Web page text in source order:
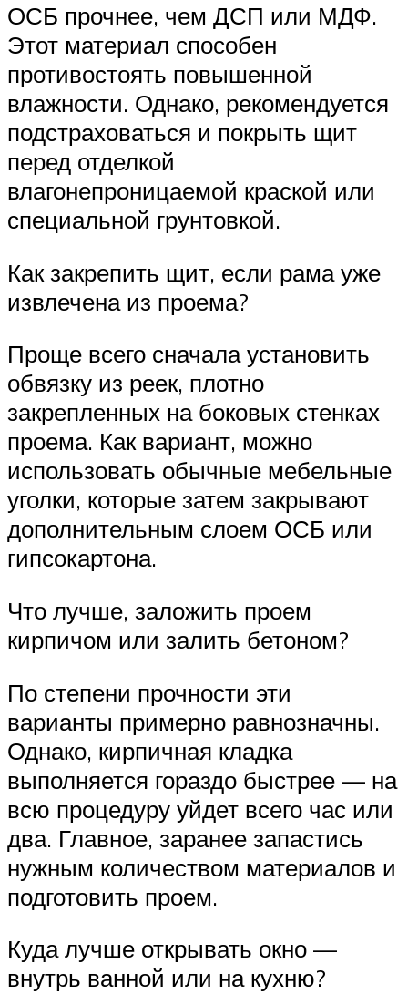
ОСБ прочнее, чем ДСП или МДФ.
Этот материал способен
противостоять повышенной
влажности. Однако, рекомендуется
подстраховаться и покрыть щит
перед отделкой
влагонепроницаемой краской или
специальной грунтовкой.
Как закрепить щит, если рама уже
извлечена из проема?
Проще всего сначала установить
обвязку из реек, плотно
закрепленных на боковых стенках
проема. Как вариант, можно
использовать обычные мебельные
уголки, которые затем закрывают
дополнительным слоем ОСБ или
гипсокартона.
Что лучше, заложить проем
кирпичом или залить бетоном?
По степени прочности эти
варианты примерно равнозначны.
Однако, кирпичная кладка
выполняется гораздо быстрее — на
всю процедуру уйдет всего час или
два. Главное, заранее запастись
нужным количеством материалов и
подготовить проем.
Куда лучше открывать окно —
внутрь ванной или на кухню?